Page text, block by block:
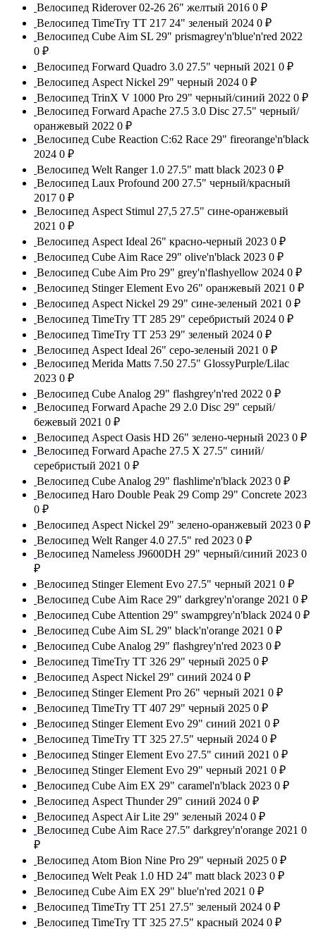
Велосипед Riderover 02-26 26" желтый 2016 0 ₽
Велосипед TimeTry TT 217 24" зеленый 2024 0 ₽
Велосипед Cube Aim SL 29" prismagrey'n'blue'n'red 2022
0 ₽
Велосипед Forward Quadro 3.0 27.5" черный 2021 0 ₽
Велосипед Aspect Nickel 29" черный 2024 0 ₽
Велосипед TrinX V 1000 Pro 29" черный/синий 2022 0 ₽
Велосипед Forward Apache 27.5 3.0 Disс 27.5" черный/
оранжевый 2022 0 ₽
Велосипед Cube Reaction C:62 Race 29" fireorange'n'black
2024 0 ₽
Велосипед Welt Ranger 1.0 27.5" matt black 2023 0 ₽
Велосипед Laux Profound 200 27.5" черный/красный
2017 0 ₽
Велосипед Aspect Stimul 27,5 27.5" сине-оранжевый
2021 0 ₽
Велосипед Aspect Ideal 26" красно-черный 2023 0 ₽
Велосипед Cube Aim Race 29" olive'n'black 2023 0 ₽
Велосипед Cube Aim Pro 29" grey'n'flashyellow 2024 0 ₽
Велосипед Stinger Element Evo 26" оранжевый 2021 0 ₽
Велосипед Aspect Nickel 29 29" сине-зеленый 2021 0 ₽
Велосипед TimeTry TT 285 29" серебристый 2024 0 ₽
Велосипед TimeTry TT 253 29" зеленый 2024 0 ₽
Велосипед Aspect Ideal 26" серо-зеленый 2021 0 ₽
Велосипед Merida Matts 7.50 27.5" GlossyPurple/Lilac
2023 0 ₽
Велосипед Cube Analog 29" flashgrey'n'red 2022 0 ₽
Велосипед Forward Apache 29 2.0 Disc 29" серый/
бежевый 2021 0 ₽
Велосипед Aspect Oasis HD 26" зелено-черный 2023 0 ₽
Велосипед Forward Apache 27.5 X 27.5" синий/
серебристый 2021 0 ₽
Велосипед Cube Analog 29" flashlime'n'black 2023 0 ₽
Велосипед Haro Double Peak 29 Comp 29" Concrete 2023
0 ₽
Велосипед Aspect Nickel 29" зелено-оранжевый 2023 0 ₽
Велосипед Welt Ranger 4.0 27.5" red 2023 0 ₽
Велосипед Nameless J9600DH 29" черный/синий 2023 0
₽
Велосипед Stinger Element Evo 27.5" черный 2021 0 ₽
Велосипед Cube Aim Race 29" darkgrey'n'orange 2021 0 ₽
Велосипед Cube Attention 29" swampgrey'n'black 2024 0 ₽
Велосипед Cube Aim SL 29" black'n'orange 2021 0 ₽
Велосипед Cube Analog 29" flashgrey'n'red 2023 0 ₽
Велосипед TimeTry TT 326 29" черный 2025 0 ₽
Велосипед Aspect Nickel 29" синий 2024 0 ₽
Велосипед Stinger Element Pro 26" черный 2021 0 ₽
Велосипед TimeTry TT 407 29" черный 2025 0 ₽
Велосипед Stinger Element Evo 29" синий 2021 0 ₽
Велосипед TimeTry TT 325 27.5" черный 2024 0 ₽
Велосипед Stinger Element Evo 27.5" синий 2021 0 ₽
Велосипед Stinger Element Evo 29" черный 2021 0 ₽
Велосипед Cube Aim EX 29" caramel'n'black 2023 0 ₽
Велосипед Aspect Thunder 29" синий 2024 0 ₽
Велосипед Aspect Air Lite 29" зеленый 2024 0 ₽
Велосипед Cube Aim Race 27.5" darkgrey'n'orange 2021 0
₽
Велосипед Atom Bion Nine Pro 29" черный 2025 0 ₽
Велосипед Welt Peak 1.0 HD 24" matt black 2023 0 ₽
Велосипед Cube Aim EX 29" blue'n'red 2021 0 ₽
Велосипед TimeTry TT 251 27.5" зеленый 2024 0 ₽
Велосипед TimeTry TT 325 27.5" красный 2024 0 ₽